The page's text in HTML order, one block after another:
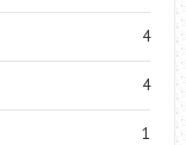
4
4
1